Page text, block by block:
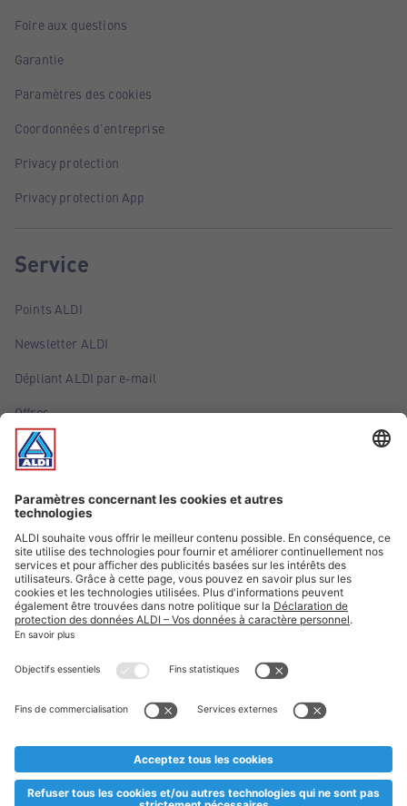
Foire aux questions
Garantie
Paramètres des cookies
Coordonnées d'entreprise
Privacy protection
Privacy protection App
Service
Points ALDI
Newsletter ALDI
Dépliant ALDI par e-mail
Offres
Infos essentielles
Suivez ALDI Luxembourg
Textes marqués d'un astérisque et mentions légales
esoulaang bis de Stock eidel ass. Mir soen Iech Merci fir Äert
Planifikatioun ausverkaaft sollte sinn. De VALORLUX-Präis an
** Op dësem Site huet d'Benotze vun der männlecher Form eng
besser Liesbarkeet am Sënn an huet keng diskriminéierend